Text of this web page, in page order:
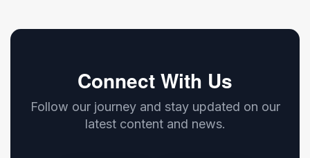
Connect With Us
Follow our journey and stay updated on our
latest content and news.